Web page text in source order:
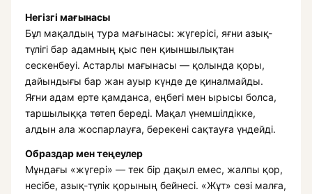
Негізгі мағынасы
Бұл мақалдың тура мағынасы: жүгерісі, яғни азық-
түлігі бар адамның қыс пен қиыншылықтан
сескенбеуі. Астарлы мағынасы — қолында қоры,
дайындығы бар жан ауыр күнде де қиналмайды.
Яғни адам ерте қамданса, еңбегі мен ырысы болса,
таршылыққа төтеп береді. Мақал үнемшілдікке,
алдын ала жоспарлауға, берекені сақтауға үндейді.
Образдар мен теңеулер
Мұндағы «жүгері» — тек бір дақыл емес, жалпы қор,
несібе, азық-түлік қорының бейнесі. «Жұт» сөзі малға,